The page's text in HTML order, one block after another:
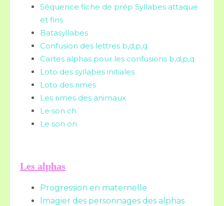
Séquence fiche de prép Syllabes attaque
et fins
Batasyllabes
Confusion des lettres b,d,p,q
Cartes alphas pour les confusions b,d,p,q
Loto des syllabes initiales
Loto des rimes
Les rimes des animaux
Le son ch
Le son on
Les alphas
Progression en maternelle
Imagier des personnages des alphas